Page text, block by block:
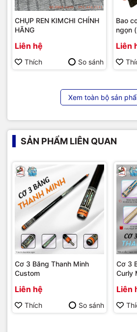
CHỤP REN KIMCHI CHÍNH
HÃNG
Liên hệ
Thích So sánh
Bao
ngọn
Liên
Xem toàn bộ sản
SẢN PHẨM LIÊN QUAN
Cơ 3 Băng Thanh Minh
Custom
Liên hệ
Thích So sánh
Cơ 3
Curly
Liên